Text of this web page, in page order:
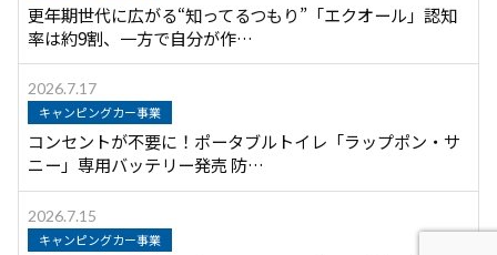
更年期世代に広がる“知ってるつもり”「エクオール」認知
率は約9割、一方で自分が作…
2026.7.17
キャンピングカー事業
コンセントが不要に！ポータブルトイレ「ラップポン・サ
ニー」専用バッテリー発売 防…
2026.7.15
キャンピングカー事業